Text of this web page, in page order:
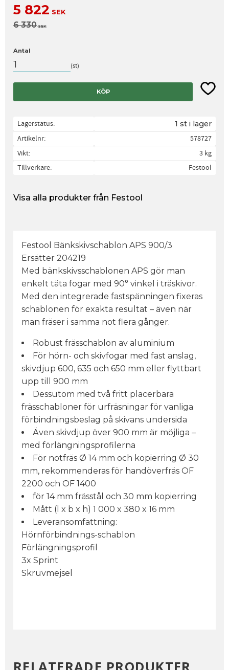
Nedsatt pris:
5 822 SEK
Ordinarie pris:
6 330SEK
Antal
st
KÖP Lägg
Lagerstatus 1 st i lager
Artikelnr
578727
Vikt
3 kg
Tillverkare
Festool
Visa alla produkter från Festool
Festool Bänkskivschablon APS 900/3
Ersätter 204219
Med bänkskivsschablonen APS gör man
enkelt täta fogar med 90° vinkel i träskivor.
Med den integrerade fastspänningen fixeras
schablonen för exakta resultat – även när
man fräser i samma not flera gånger.
Robust frässchablon av aluminium
För hörn- och skivfogar med fast anslag,
skivdjup 600, 635 och 650 mm eller flyttbart
upp till 900 mm
Dessutom med två fritt placerbara
frässchabloner för urfräsningar för vanliga
förbindningsbeslag på skivans undersida
Även skivdjup över 900 mm är möjliga –
med förlängningsprofilerna
För notfräs Ø 14 mm och kopierring Ø 30
mm, rekommenderas för handöverfräs OF
2200 och OF 1400
för 14 mm frässtål och 30 mm kopierring
Mått (l x b x h) 1 000 x 380 x 16 mm
Leveransomfattning:
Hörnförbindnings-schablon
Förlängningsprofil
3x Sprint
Skruvmejsel